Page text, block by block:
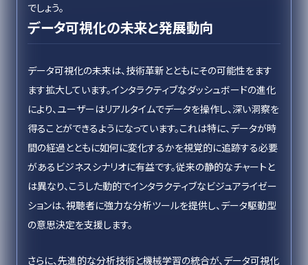
でしょう。
データ可視化の未来と発展動向
データ可視化の未来は、技術革新とともにその可能性をます
ます拡大しています。インタラクティブなダッシュボードの進化
により、ユーザーはリアルタイムでデータを操作し、深い洞察を
得ることができるようになっています。これは特に、データが時
間の経過とともに如何に変化するかを視覚的に追跡する必要
があるビジネスシナリオに有益です。従来の静的なチャートと
は異なり、こうした動的でインタラクティブなビジュアライゼー
ションは、視聴者に強力な分析ツールを提供し、データ駆動型
の意思決定を支援します。
さらに、先進的な分析技術と機械学習の統合が、データ可視化